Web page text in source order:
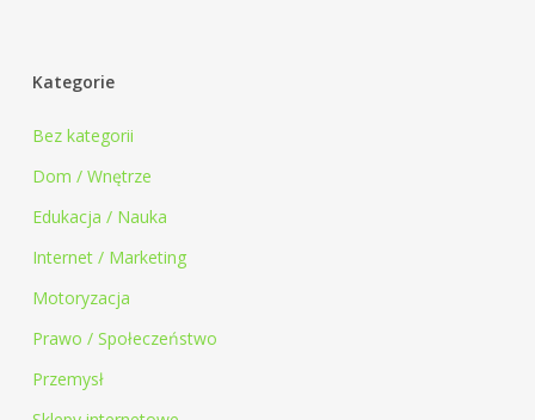
Kategorie
Bez kategorii
Dom / Wnętrze
Edukacja / Nauka
Internet / Marketing
Motoryzacja
Prawo / Społeczeństwo
Przemysł